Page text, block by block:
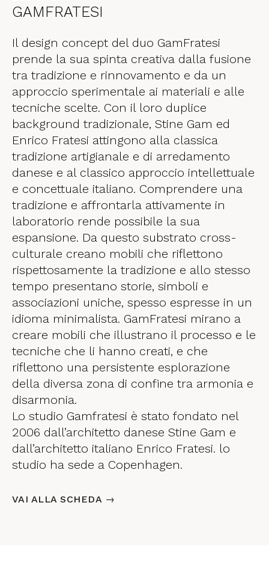
GAMFRATESI
Il design concept del duo GamFratesi
prende la sua spinta creativa dalla fusione
tra tradizione e rinnovamento e da un
approccio sperimentale ai materiali e alle
tecniche scelte. Con il loro duplice
background tradizionale, Stine Gam ed
Enrico Fratesi attingono alla classica
tradizione artigianale e di arredamento
danese e al classico approccio intellettuale
e concettuale italiano. Comprendere una
tradizione e affrontarla attivamente in
laboratorio rende possibile la sua
espansione. Da questo substrato cross-
culturale creano mobili che riflettono
rispettosamente la tradizione e allo stesso
tempo presentano storie, simboli e
associazioni uniche, spesso espresse in un
idioma minimalista. GamFratesi mirano a
creare mobili che illustrano il processo e le
tecniche che li hanno creati, e che
riflettono una persistente esplorazione
della diversa zona di confine tra armonia e
disarmonia.
Lo studio Gamfratesi è stato fondato nel
2006 dall’architetto danese Stine Gam e
dall’architetto italiano Enrico Fratesi. lo
studio ha sede a Copenhagen.
VAI ALLA SCHEDA →